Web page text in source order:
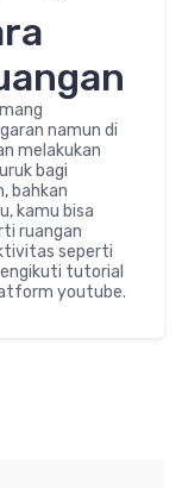
namun di
melakukan
bagi
bahkan
kamu bisa
ruangan
seperti
tutorial
youtube.